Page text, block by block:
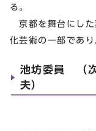
る。
京都を舞台にした
化芸術の一部であ
池坊委員 （
夫）